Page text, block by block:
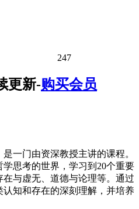
247
更新-购买会员
一门由资深教授主讲的课程。
思考的世界，学习到20个重要
与虚无、道德与论理等。通过
知和存在的深刻理解，并培养